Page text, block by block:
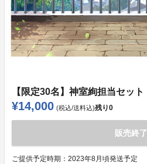
【限定30名】神室絢担当セット
¥14,000 (税込/送料込)残り0
販売終了
ご提供予定時期： 2023年8月頃発送予定